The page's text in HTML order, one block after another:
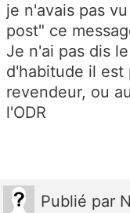
je n'avais pas
post" ce
Je n'ai pas dis
d'habitude il est
revendeur, ou
l'ODR
Publié par